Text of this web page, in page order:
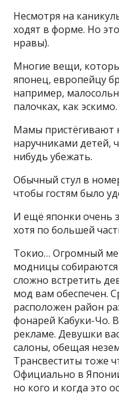
Несмотря на
ходят в форме. Но
нравы).
Многие вещи,
японец, европейцу
например,
палочках, как эскимо.
Мамы пристёгивают
наручниками детей,
нибудь убежать.
Обычный стул в
чтобы гостям было
И ещё японки очень
хотя по большей
Токио… Огромный
модницы
сложно встретить
мод вам обеспечен.
расположен район
фонарей Кабуки-Чо.
рекламе. Девушки
салоны, обещая
Трансвеститы тоже
Официально в
но кого и когда это